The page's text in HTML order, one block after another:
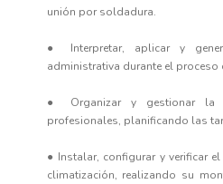
unión por soldadura.
● Interpretar, aplicar y
administrativa durante el proceso
● Organizar y gestionar la
profesionales, planificando las
● Instalar, configurar y verificar
climatización, realizando su